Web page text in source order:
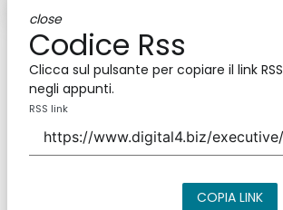
close
Codice Rss
Clicca sul pulsante per copiare il link RSS
negli appunti.
RSS link
COPIA LINK